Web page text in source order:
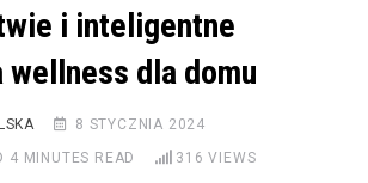
i inteligentne
wellness dla domu
8 STYCZNIA 2024
4 MINUTES READ 316 VIEWS